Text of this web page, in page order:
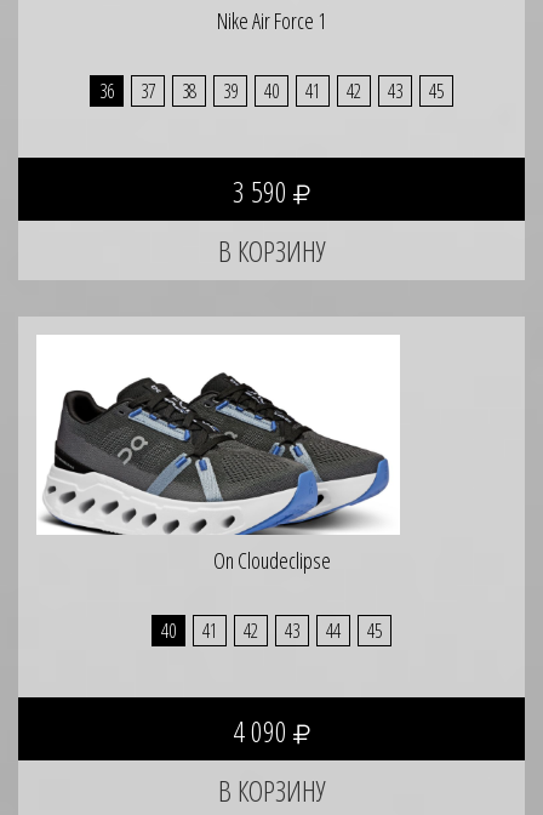
Nike Air Force 1
36 37 38 39 40 41 42 43 45
3 590
On Cloudeclipse
40 41 42 43 44 45
4 090